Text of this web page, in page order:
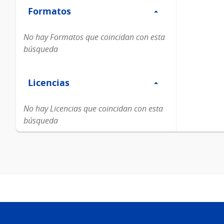
Formatos
Formatos
No hay Formatos que coincidan con esta
búsqueda
Licencias
Licencias
No hay Licencias que coincidan con esta
búsqueda